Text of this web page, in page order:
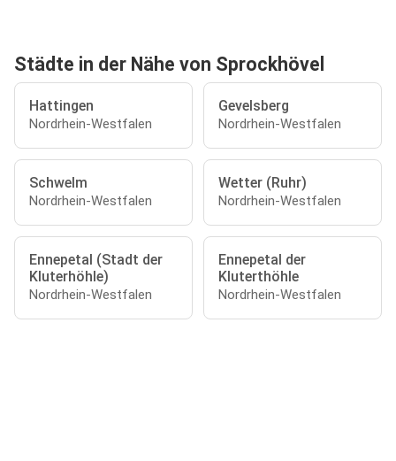
Städte in der Nähe von Sprockhövel
Hattingen
Nordrhein-Westfalen
Gevelsberg
Nordrhein-Westfalen
Schwelm
Nordrhein-Westfalen
Wetter (Ruhr)
Nordrhein-Westfalen
Ennepetal (Stadt der
Kluterhöhle)
Nordrhein-Westfalen
Ennepetal der
Kluterthöhle
Nordrhein-Westfalen